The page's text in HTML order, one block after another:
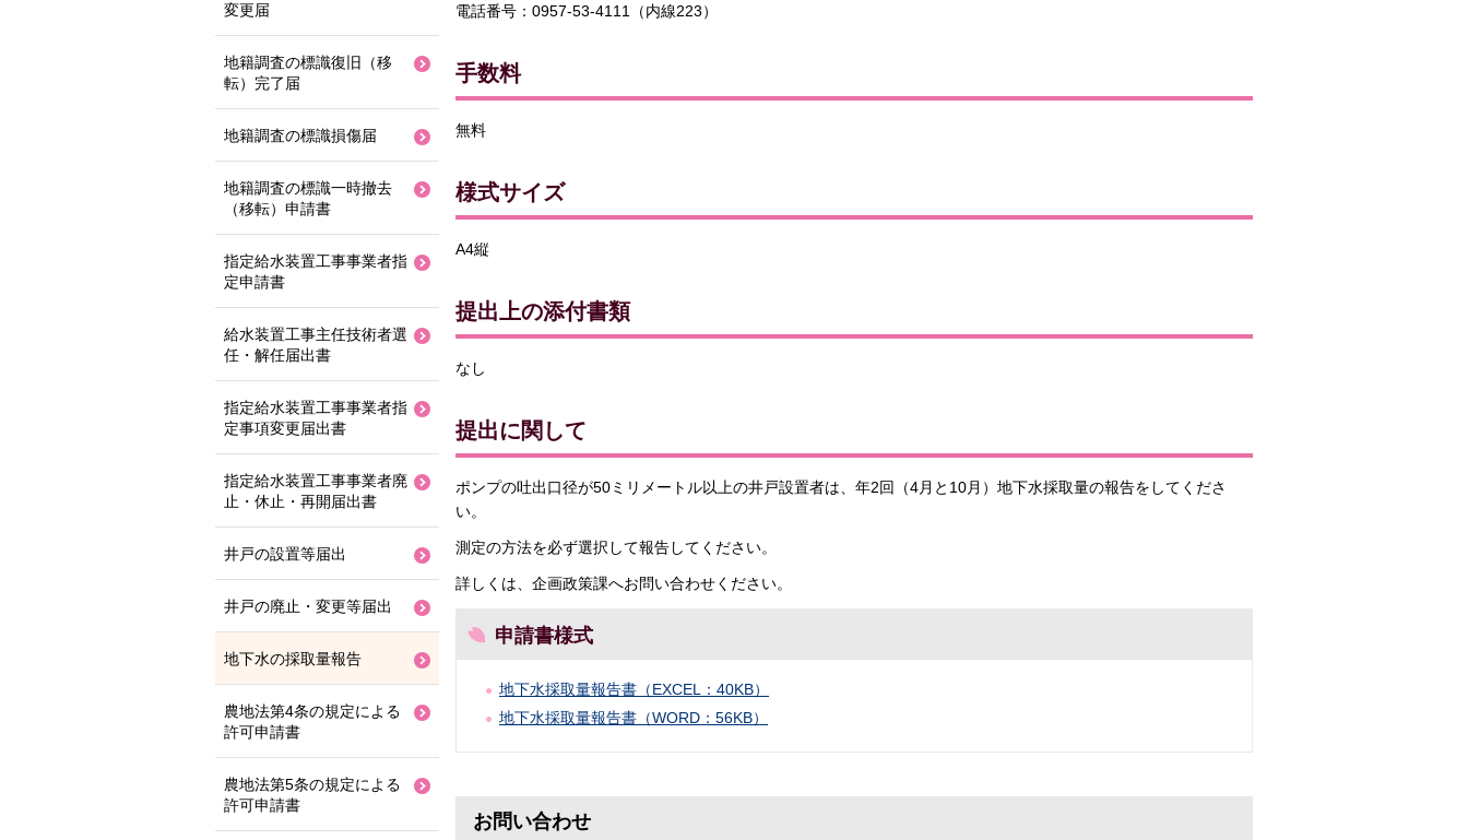
電話番号：0957-53-4111（内線223）
手数料
無料
様式サイズ
A4縦
提出上の添付書類
なし
提出に関して
ポンプの吐出口径が50ミリメートル以上の井戸設置者は、年2回（4月と10月）地下水採取量の報告をしてくださ
い。
測定の方法を必ず選択して報告してください。
詳しくは、企画政策課へお問い合わせください。
申請書様式
地下水採取量報告書（EXCEL：40KB）
地下水採取量報告書（WORD：56KB）
お問い合わせ
変更届
地籍調査の標識復旧（移
転）完了届
地籍調査の標識損傷届
地籍調査の標識一時撤去
（移転）申請書
指定給水装置工事事業者指
定申請書
給水装置工事主任技術者選
任・解任届出書
指定給水装置工事事業者指
定事項変更届出書
指定給水装置工事事業者廃
止・休止・再開届出書
井戸の設置等届出
井戸の廃止・変更等届出
地下水の採取量報告
農地法第4条の規定による
許可申請書
農地法第5条の規定による
許可申請書